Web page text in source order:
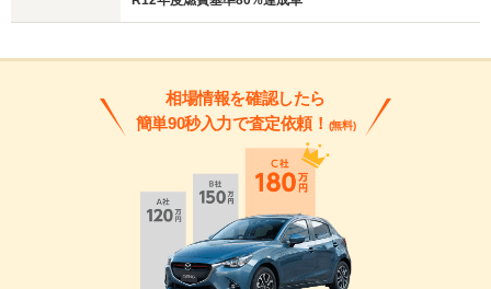
相場情報を確認したら
簡単90秒入力で査定依頼！ (無料)